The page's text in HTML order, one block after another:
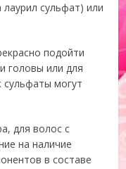
сульфат) или
подойти
головы или для
сульфаты могут
для волос с
на наличие
в составе